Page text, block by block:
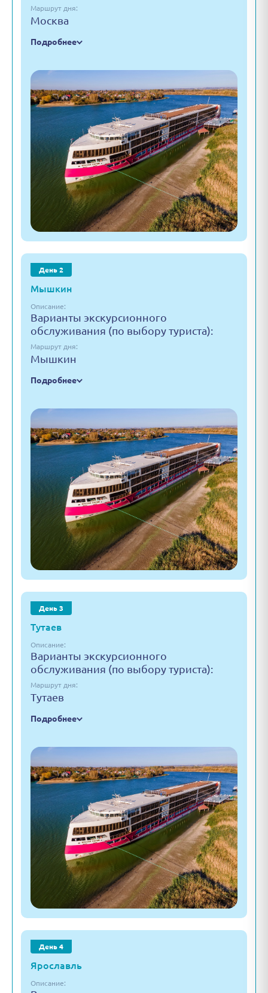
Маршрут дня:
Москва
Подробнее
День 2
Мышкин
Описание:
Варианты экскурсионного
обслуживания (по выбору туриста):
Маршрут дня:
Мышкин
Подробнее
День 3
Тутаев
Описание:
Варианты экскурсионного
обслуживания (по выбору туриста):
Маршрут дня:
Тутаев
Подробнее
День 4
Ярославль
Описание: